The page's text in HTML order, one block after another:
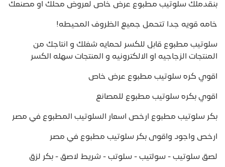
بنقدملك سلوتيب مطبوع عرض خاص لعروض محلك او مصنعك
خامه قويه جدا تتحمل جميع الظروف المحيطه!
سلوتيب مطبوع قابل للكسر لحمايه شغلك و انتاجك من
المنتجات الزجاجيه او الالكترونيه و المنتجات سهله الكسر
اقوي كره سلوتيب مطبوع عرض خاص
اقوي بكره سلوتيب مطبوع للمصانع
بكر سلوتيب مطبوع ارخص اسعار السلوتيب المطبوع في مصر
ارخص واجود واقوى بكر سلوتيب مطبوع في مصر
لصق سلوتيب - سولتيب - سلوتب - شريط لاصق - بكر لزق